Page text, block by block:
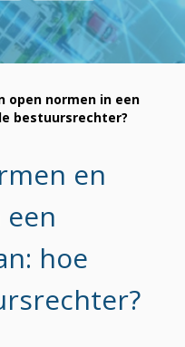
open normen in een
bestuursrechter?
en
hoe